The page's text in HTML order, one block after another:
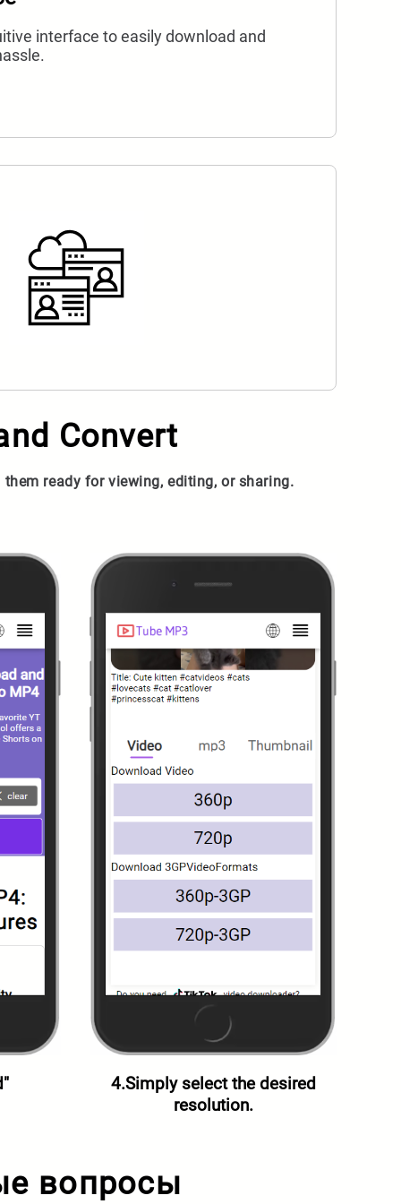
interface to easily download and
Convert
ready for viewing, editing, or sharing.
4.Simply select the desired
resolution.
вопросы